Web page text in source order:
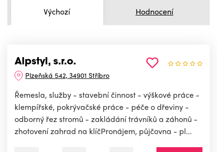
Výchozí Hodnocení
Alpstyl, s.r.o.
Plzeňská 542, 34901 Stříbro
Řemesla, služby - stavební činnost - výškové práce -
klempířské, pokrývačské práce - péče o dřeviny -
odborný řez stromů - zakládání trávníků a záhonů -
zhotovení zahrad na klíčPronájem, půjčovna - pl...